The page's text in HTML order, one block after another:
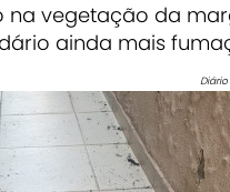
na vegetação da
ainda mais